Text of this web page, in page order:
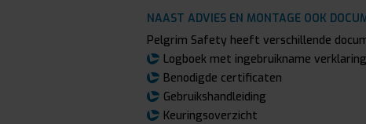
NAAST ADVIES EN MONTAGE OOK
Pelgrim Safety heeft verschillende
Logboek met ingebruikname verklaring
Benodigde certificaten
Gebruikshandleiding
Keuringsoverzicht